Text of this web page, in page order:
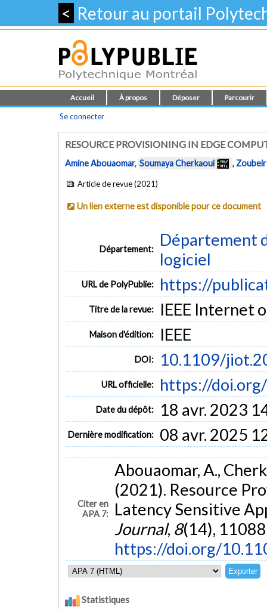
< Retour au portail
Accueil À propos Déposer Parcourir
Se connecter
RESOURCE PROVISIONING IN EDGE
Amine Abouaomar, Soumaya Cherkaoui ,
Article de revue (2021)
Un lien externe est disponible pour ce document
Département:
Département
logiciel
URL de PolyPublie: https://
Titre de la revue: IEEE Internet
Maison d'édition: IEEE
DOI: 10.1109/
URL officielle: https://
Date du dépôt: 18 avr. 2023
Dernière modification: 08 avr. 2025
Citer en
APA 7:
Abouaomar, A.,
(2021). Resource
Latency Sensitive
Journal, 8(14),
https://doi.org/
Statistiques